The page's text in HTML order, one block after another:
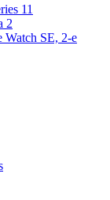
11
2
Watch SE, 2-е